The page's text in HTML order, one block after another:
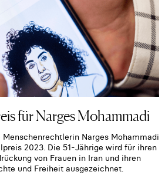
für Narges Mohammadi
Narges Mohammadi
2023. Die 51-Jährige wird für ihren
von Frauen in Iran und ihren
und Freiheit ausgezeichnet.